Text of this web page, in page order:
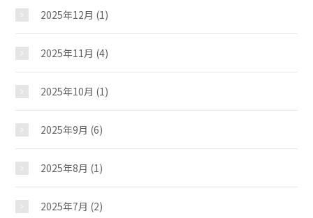
2025年12月 (1)
2025年11月 (4)
2025年10月 (1)
2025年9月 (6)
2025年8月 (1)
2025年7月 (2)